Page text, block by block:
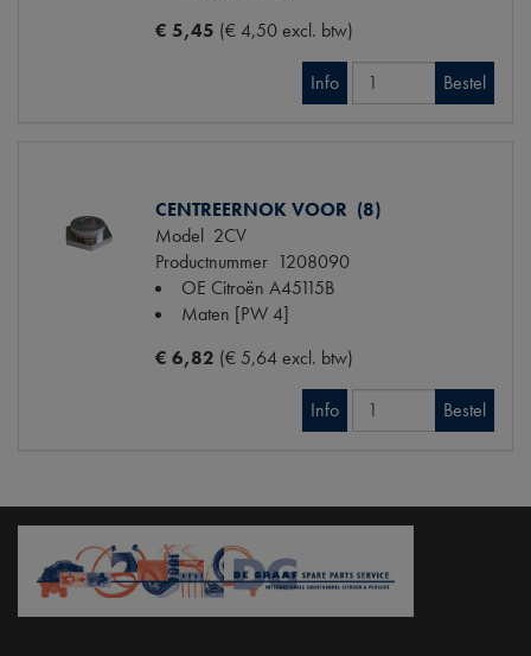
€ 5,45 (€ 4,50 excl. btw)
Info Bestel
CENTREERNOK VOOR (8)
Model 2CV
Productnummer 1208090
OE Citroën A45115B
Maten [PW 4]
€ 6,82 (€ 5,64 excl. btw)
Info Bestel